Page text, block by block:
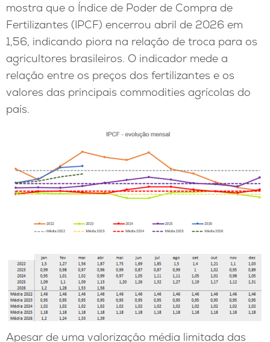
mostra que o Índice de Poder de Compra de
Fertilizantes (IPCF) encerrou abril de 2026 em
1,56, indicando piora na relação de troca para os
agricultores brasileiros. O indicador mede a
relação entre os preços dos fertilizantes e os
valores das principais commodities agrícolas do
país.
Apesar de uma valorização média limitada das